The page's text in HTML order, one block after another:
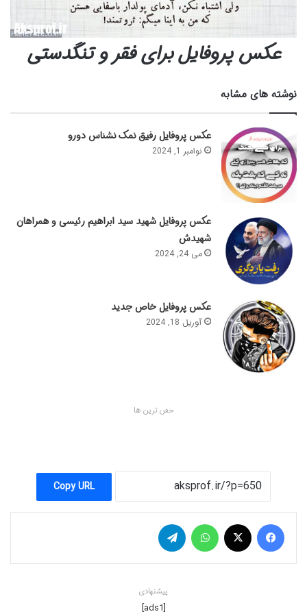
عکس پروفایل برای فقر و تنگدستی
نوشته های مشابه
عکس پروفایل رفیق نمک نشناس دورو
نوامبر 1, 2024
عکس پروفایل شهید سید ابراهیم رئیسی و همراهان
شهیدش
می 24, 2024
عکس پروفایل خاص جدید
آوریل 18, 2024
خفن ترین ها
Copy URL
فیس بوک
پیشنهادی
[ads1]